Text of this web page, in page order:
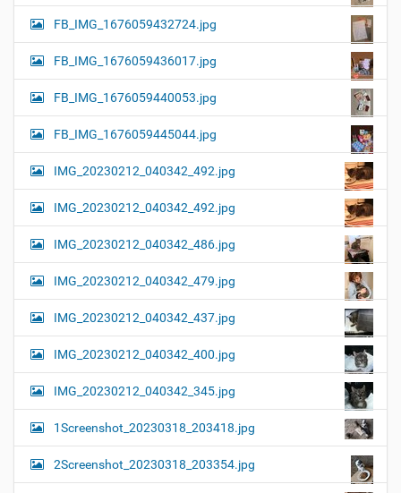
FB_IMG_1676059432724.jpg
FB_IMG_1676059436017.jpg
FB_IMG_1676059440053.jpg
FB_IMG_1676059445044.jpg
IMG_20230212_040342_492.jpg
IMG_20230212_040342_492.jpg
IMG_20230212_040342_486.jpg
IMG_20230212_040342_479.jpg
IMG_20230212_040342_437.jpg
IMG_20230212_040342_400.jpg
IMG_20230212_040342_345.jpg
1Screenshot_20230318_203418.jpg
2Screenshot_20230318_203354.jpg